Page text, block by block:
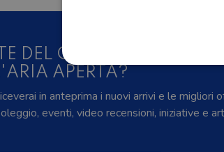
DEL CAMPER, DELLE
APERTA?
in anteprima i nuovi arrivi e le migliori
eventi, video recensioni, iniziative e